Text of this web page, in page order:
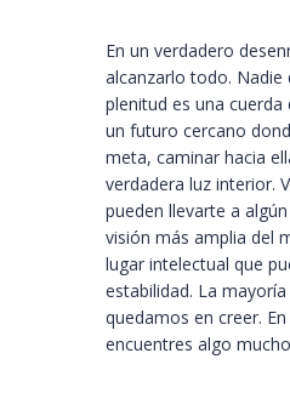
En un verdadero
alcanzarlo todo. Nadie
plenitud es una
un futuro cercano
meta, caminar hacia
verdadera luz interior.
pueden llevarte a
visión más amplia del
lugar intelectual que
estabilidad. La
quedamos en creer.
encuentres algo